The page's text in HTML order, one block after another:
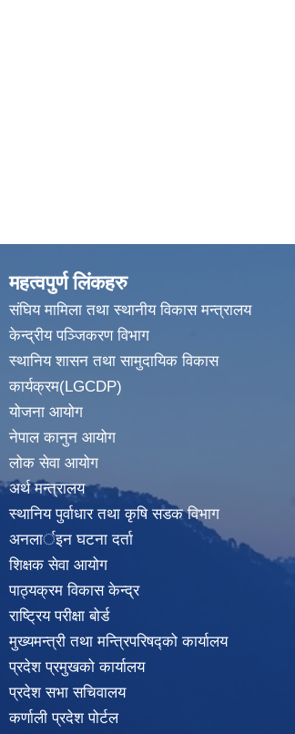
महत्वपुर्ण लिंकहरु
संघिय मामिला तथा स्थानीय विकास मन्त्रालय
केन्द्रीय पञ्जिकरण विभाग
स्थानिय शासन तथा सामुदायिक विकास
कार्यक्रम(LGCDP)
योजना आयोग
नेपाल कानुन आयोग
लोक सेवा आयोग
अर्थ मन्त्रालय
स्थानिय पुर्वाधार तथा कृषि सडक विभाग
अनलार्इन घटना दर्ता
शिक्षक सेवा आयोग
पाठ्यक्रम विकास केन्द्र
राष्ट्रिय परीक्षा बोर्ड
मुख्यमन्त्री तथा मन्त्रिपरिषद्को कार्यालय
प्रदेश प्रमुखको कार्यालय
प्रदेश सभा सचिवालय
कर्णाली प्रदेश पोर्टल